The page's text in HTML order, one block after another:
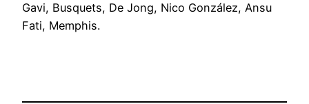
Gavi, Busquets, De Jong, Nico González, Ansu
Fati, Memphis.